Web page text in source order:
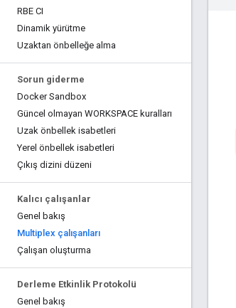
RBE CI
Dinamik yürütme
Uzaktan önbelleğe alma
Sorun giderme
Docker Sandbox
Güncel olmayan WORKSPACE kuralları
Uzak önbellek isabetleri
Yerel önbellek isabetleri
Çıkış dizini düzeni
Kalıcı çalışanlar
Genel bakış
Multiplex çalışanları
Çalışan oluşturma
Derleme Etkinlik Protokolü
Genel bakış